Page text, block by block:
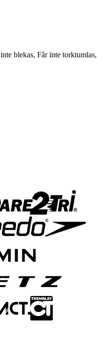
blekas, Får inte torktumlas,